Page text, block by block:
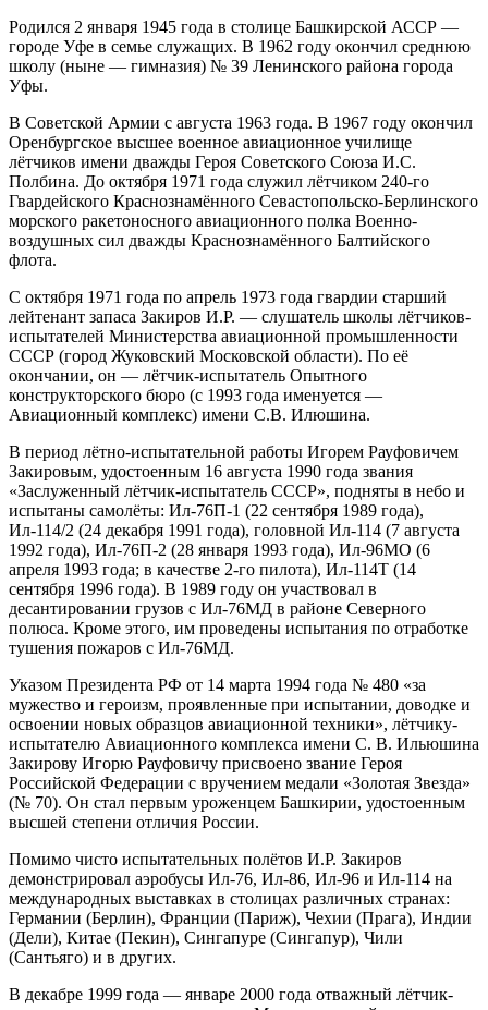
Родился 2 января 1945 года в столице Башкирской АССР —
городе Уфе в семье служащих. В 1962 году окончил среднюю
школу (ныне — гимназия) № 39 Ленинского района города
Уфы.
В Советской Армии с августа 1963 года. В 1967 году окончил
Оренбургское высшее военное авиационное училище
лётчиков имени дважды Героя Советского Союза И.С.
Полбина. До октября 1971 года служил лётчиком 240-го
Гвардейского Краснознамённого Севастопольско-Берлинского
морского ракетоносного авиационного полка Военно-
воздушных сил дважды Краснознамённого Балтийского
флота.
С октября 1971 года по апрель 1973 года гвардии старший
лейтенант запаса Закиров И.Р. — слушатель школы лётчиков-
испытателей Министерства авиационной промышленности
СССР (город Жуковский Московской области). По её
окончании, он — лётчик-испытатель Опытного
конструкторского бюро (с 1993 года именуется —
Авиационный комплекс) имени С.В. Илюшина.
В период лётно-испытательной работы Игорем Рауфовичем
Закировым, удостоенным 16 августа 1990 года звания
«Заслуженный лётчик-испытатель СССР», подняты в небо и
испытаны самолёты: Ил-76П-1 (22 сентября 1989 года),
Ил-114/2 (24 декабря 1991 года), головной Ил-114 (7 августа
1992 года), Ил-76П-2 (28 января 1993 года), Ил-96МО (6
апреля 1993 года; в качестве 2-го пилота), Ил-114Т (14
сентября 1996 года). В 1989 году он участвовал в
десантировании грузов с Ил-76МД в районе Северного
полюса. Кроме этого, им проведены испытания по отработке
тушения пожаров с Ил-76МД.
Указом Президента РФ от 14 марта 1994 года № 480 «за
мужество и героизм, проявленные при испытании, доводке и
освоении новых образцов авиационной техники», лётчику-
испытателю Авиационного комплекса имени С. В. Ильюшина
Закирову Игорю Рауфовичу присвоено звание Героя
Российской Федерации с вручением медали «Золотая Звезда»
(№ 70). Он стал первым уроженцем Башкирии, удостоенным
высшей степени отличия России.
Помимо чисто испытательных полётов И.Р. Закиров
демонстрировал аэробусы Ил-76, Ил-86, Ил-96 и Ил-114 на
международных выставках в столицах различных странах:
Германии (Берлин), Франции (Париж), Чехии (Прага), Индии
(Дели), Китае (Пекин), Сингапуре (Сингапур), Чили
(Сантьяго) и в других.
В декабре 1999 года — январе 2000 года отважный лётчик-